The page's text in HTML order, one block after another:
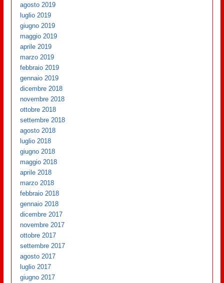
agosto 2019
luglio 2019
giugno 2019
maggio 2019
aprile 2019
marzo 2019
febbraio 2019
gennaio 2019
dicembre 2018
novembre 2018
ottobre 2018
settembre 2018
agosto 2018
luglio 2018
giugno 2018
maggio 2018
aprile 2018
marzo 2018
febbraio 2018
gennaio 2018
dicembre 2017
novembre 2017
ottobre 2017
settembre 2017
agosto 2017
luglio 2017
giugno 2017